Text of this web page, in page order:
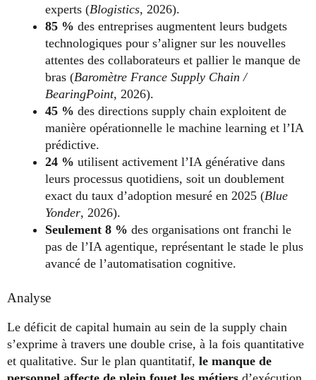
experts (Blogistics, 2026).
85 % des entreprises augmentent leurs budgets
technologiques pour s’aligner sur les nouvelles
attentes des collaborateurs et pallier le manque de
bras (Baromètre France Supply Chain /
BearingPoint, 2026).
45 % des directions supply chain exploitent de
manière opérationnelle le machine learning et l’IA
prédictive.
24 % utilisent activement l’IA générative dans
leurs processus quotidiens, soit un doublement
exact du taux d’adoption mesuré en 2025 (Blue
Yonder, 2026).
Seulement 8 % des organisations ont franchi le
pas de l’IA agentique, représentant le stade le plus
avancé de l’automatisation cognitive.
Analyse
Le déficit de capital humain au sein de la supply chain
s’exprime à travers une double crise, à la fois quantitative
et qualitative. Sur le plan quantitatif, le manque de